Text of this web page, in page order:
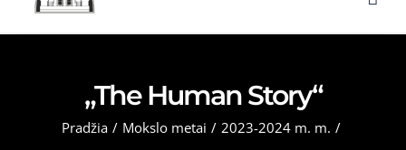
„The Human Story“
Pradžia / Mokslo metai / 2023-2024 m. m. /